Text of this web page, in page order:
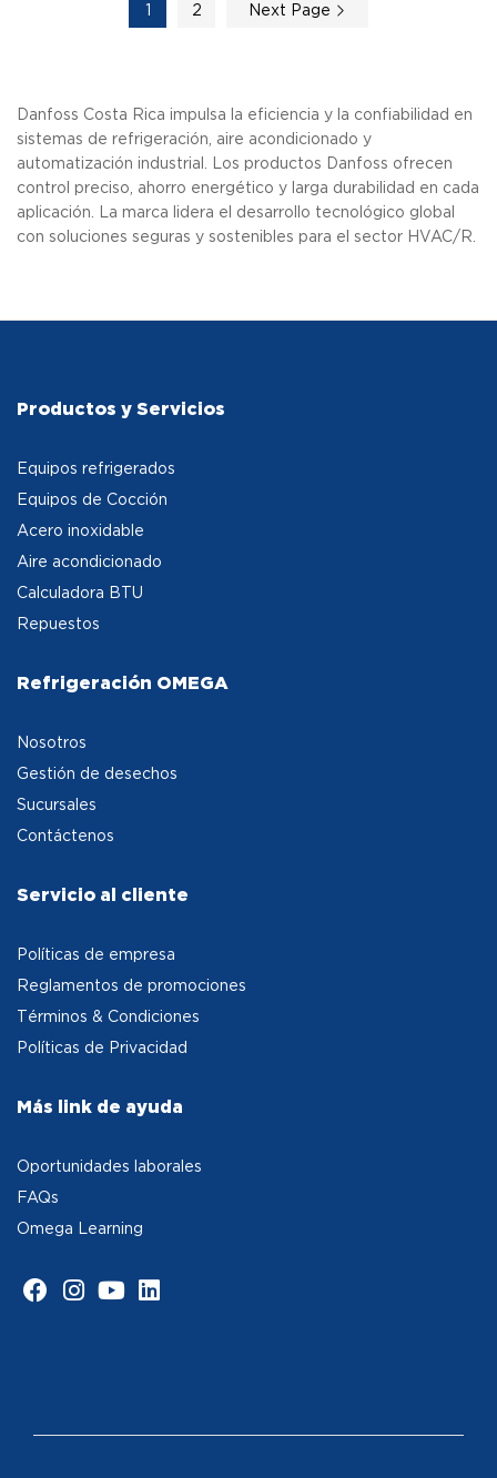
1 2 Next Page
Danfoss Costa Rica impulsa la eficiencia y la confiabilidad en
sistemas de refrigeración, aire acondicionado y
automatización industrial. Los productos Danfoss ofrecen
control preciso, ahorro energético y larga durabilidad en cada
aplicación. La marca lidera el desarrollo tecnológico global
con soluciones seguras y sostenibles para el sector HVAC/R.
Productos y Servicios
Equipos refrigerados
Equipos de Cocción
Acero inoxidable
Aire acondicionado
Calculadora BTU
Repuestos
Refrigeración OMEGA
Nosotros
Gestión de desechos
Sucursales
Contáctenos
Servicio al cliente
Políticas de empresa
Reglamentos de promociones
Términos & Condiciones
Políticas de Privacidad
Más link de ayuda
Oportunidades laborales
FAQs
Omega Learning